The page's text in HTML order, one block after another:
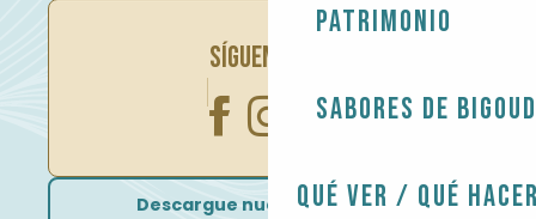
Patrimonio
Sabores de
Qué ver / Qué
SÍGUENOS EN
Descargue nuestros folletos